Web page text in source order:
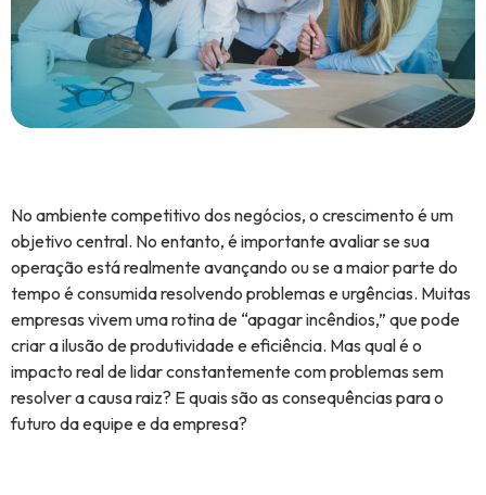
No ambiente competitivo dos negócios, o crescimento é um
objetivo central. No entanto, é importante avaliar se sua
operação está realmente avançando ou se a maior parte do
tempo é consumida resolvendo problemas e urgências. Muitas
empresas vivem uma rotina de “apagar incêndios,” que pode
criar a ilusão de produtividade e eficiência. Mas qual é o
impacto real de lidar constantemente com problemas sem
resolver a causa raiz? E quais são as consequências para o
futuro da equipe e da empresa?